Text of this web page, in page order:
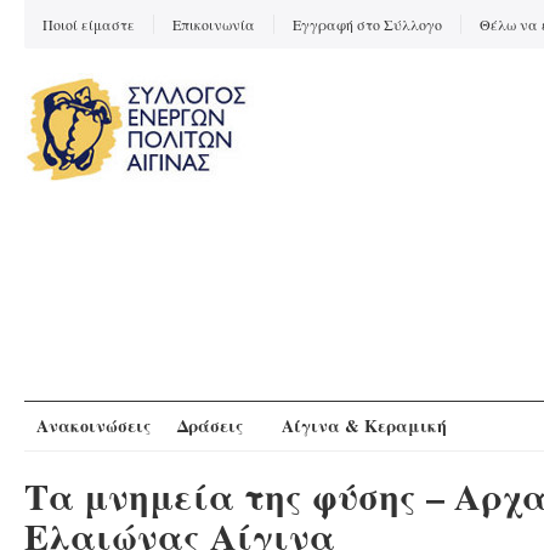
Ποιοί είμαστε Επικοινωνία Εγγραφή στο Σύλλογο Θέλω να
Ανακοινώσεις Δράσεις Αίγινα & Κεραμική
Τα μνημεία της φύσης –
Ελαιώνας Αίγινα